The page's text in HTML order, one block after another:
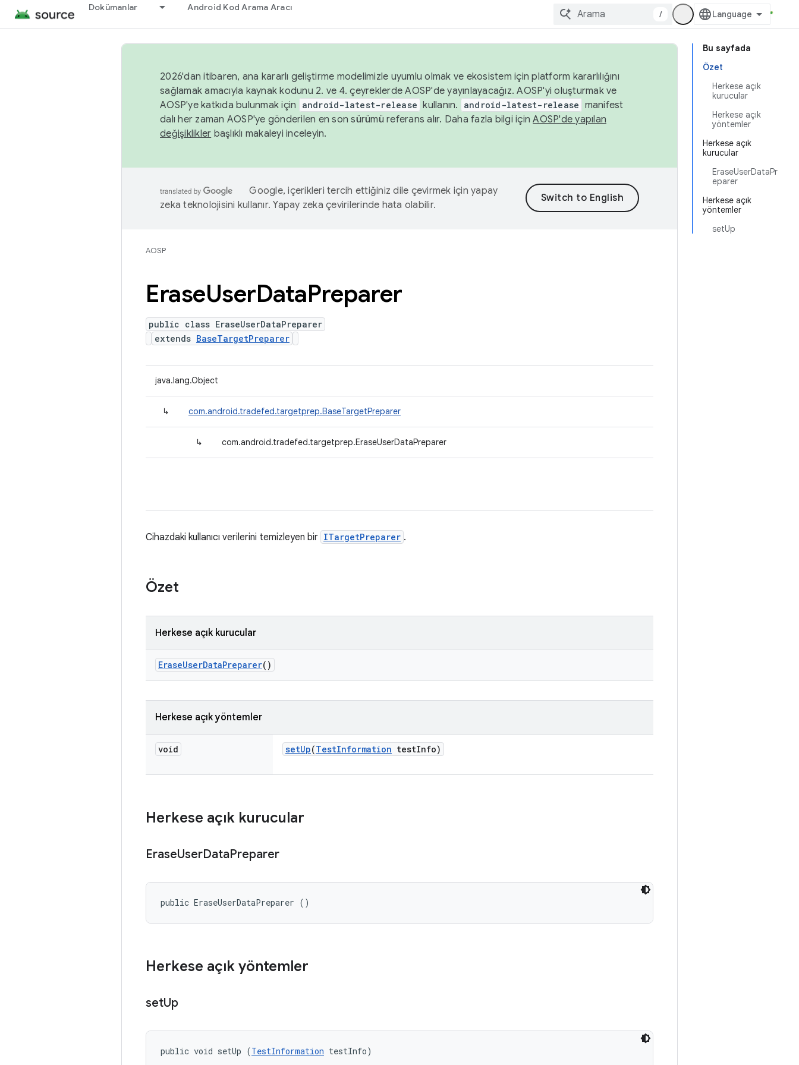
Dokümanlar Android Kod Arama Aracı
/
Bu sayfada
Özet
Herkese açık
kurucular
Herkese açık
yöntemler
Herkese açık
kurucular
EraseUserDataPr
eparer
Herkese açık
yöntemler
setUp
2026'dan itibaren, ana kararlı geliştirme modelimizle uyumlu olmak ve ekosistem için platform kararlılığını
sağlamak amacıyla kaynak kodunu 2. ve 4. çeyreklerde AOSP'de yayınlayacağız. AOSP'yi oluşturmak ve
AOSP'ye katkıda bulunmak için
android-latest-release kullanın. android-latest-release manifest
dalı her zaman AOSP'ye gönderilen en son sürümü referans alır. Daha fazla bilgi içinAOSP'de yapılan
değişiklikler başlıklı makaleyi inceleyin.
Google, içerikleri tercih ettiğiniz dile çevirmek için yapay
zeka teknolojisini kullanır. Yapay zeka çevirilerinde hata olabilir.
AOSP
EraseUserDataPreparer
public class EraseUserDataPreparer
extends BaseTargetPreparer
java.lang.Object
↳ com.android.tradefed.targetprep.BaseTargetPreparer
↳ com.android.tradefed.targetprep.EraseUserDataPreparer
Cihazdaki kullanıcı verilerini temizleyen bir ITargetPreparer .
Özet
Herkese açık kurucular
EraseUserDataPreparer()
Herkese açık yöntemler
void setUp(TestInformation testInfo)
Herkese açık kurucular
EraseUserDataPreparer
public EraseUserDataPreparer ()
Herkese açık yöntemler
setUp
public void setUp (TestInformation testInfo)